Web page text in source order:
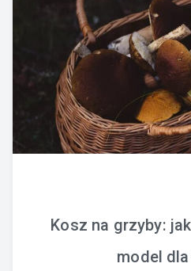
Kosz na grzyby:
model